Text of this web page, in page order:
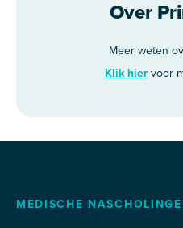
Over
Meer weten
Klik hiervoor
MEDISCHE